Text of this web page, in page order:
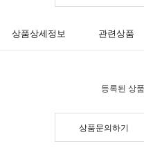
상품상세정보 관련상품
등록된 상
상품문의하기